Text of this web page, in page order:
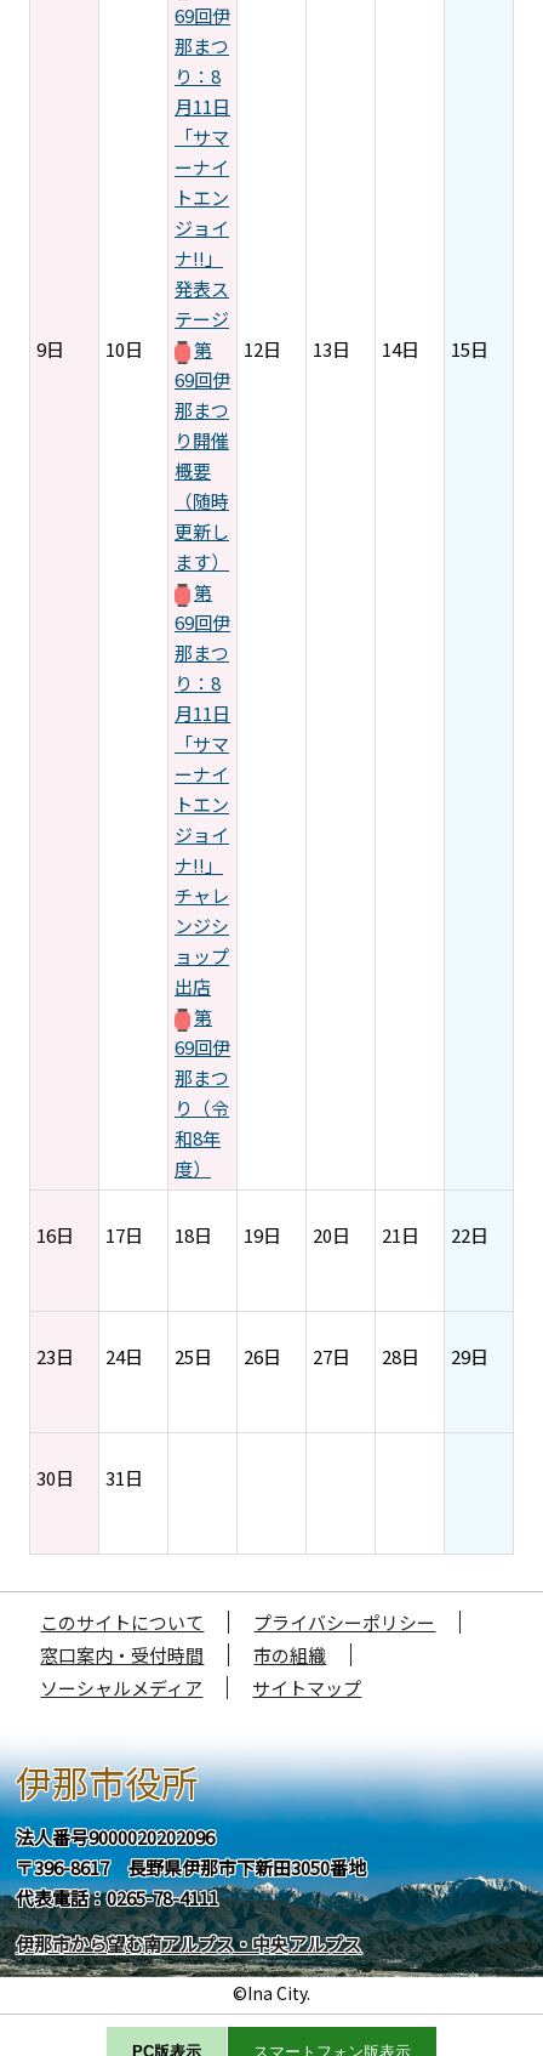
9日 10日
69回伊
那まつ
り：8
月11日
「サマ
ーナイ
トエン
ジョイ
ナ!!」
発表ス
テージ
第
69回伊
那まつ
り開催
概要
（随時
更新し
ます）
第
69回伊
那まつ
り：8
月11日
「サマ
ーナイ
トエン
ジョイ
ナ!!」
チャレ
ンジシ
ョップ
出店
第
69回伊
那まつ
り（令
和8年
度）
12日 13日 14日 15日
16日 17日 18日 19日 20日 21日 22日
23日 24日 25日 26日 27日 28日 29日
30日 31日
このサイトについて
プライバシーポリシー
窓口案内・受付時間
市の組織
ソーシャルメディア
サイトマップ
伊那市役所
法人番号9000020202096
〒396-8617 長野県伊那市下新田3050番地
代表電話：0265-78-4111
伊那市から望む南アルプス・中央アルプス
©Ina City.
PC版表示 スマートフォン版表示